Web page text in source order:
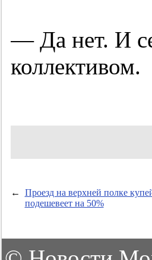
— Да нет. И
коллективом.
←
Проезд на верхней полке
подешевеет на 50%